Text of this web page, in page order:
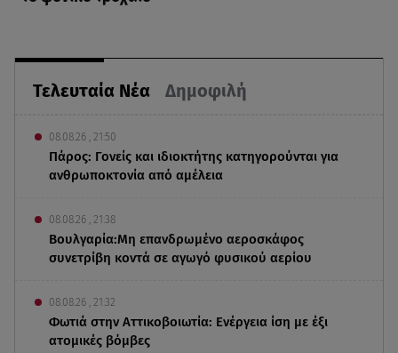
Τελευταία Νέα Δημοφιλή
08.08.26 , 21:50
Πάρος: Γονείς και ιδιοκτήτης κατηγορούνται για
ανθρωποκτονία από αμέλεια
08.08.26 , 21:38
Βουλγαρία:Μη επανδρωμένο αεροσκάφος
συνετρίβη κοντά σε αγωγό φυσικού αερίου
08.08.26 , 21:32
Φωτιά στην Αττικοβοιωτία: Ενέργεια ίση με έξι
ατομικές βόμβες